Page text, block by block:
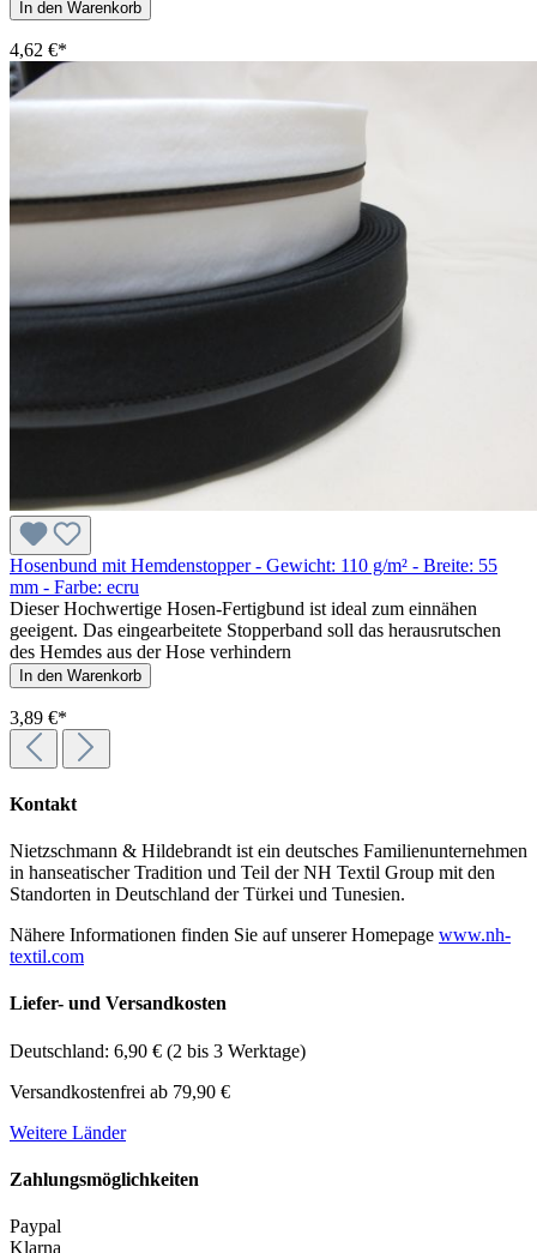
In den Warenkorb
4,62 €*
Hosenbund mit Hemdenstopper - Gewicht: 110 g/m² - Breite: 55
mm - Farbe: ecru
Dieser Hochwertige Hosen-Fertigbund ist ideal zum einnähen
geeigent. Das eingearbeitete Stopperband soll das herausrutschen
des Hemdes aus der Hose verhindern
In den Warenkorb
3,89 €*
Kontakt
Nietzschmann & Hildebrandt ist ein deutsches Familienunternehmen
in hanseatischer Tradition und Teil der NH Textil Group mit den
Standorten in Deutschland der Türkei und Tunesien.
Nähere Informationen finden Sie auf unserer Homepage www.nh-
textil.com
Liefer- und Versandkosten
Deutschland: 6,90 € (2 bis 3 Werktage)
Versandkostenfrei ab 79,90 €
Weitere Länder
Zahlungsmöglichkeiten
Paypal
Klarna